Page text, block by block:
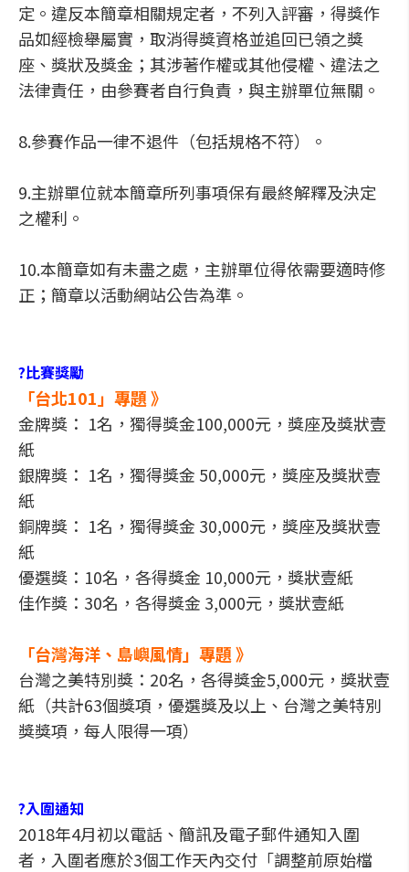
定。違反本簡章相關規定者，不列入評審，得獎作
品如經檢舉屬實，取消得獎資格並追回已領之獎
座、獎狀及獎金；其涉著作權或其他侵權、違法之
法律責任，由參賽者自行負責，與主辦單位無關。
8.參賽作品一律不退件（包括規格不符）。
9.主辦單位就本簡章所列事項保有最終解釋及決定
之權利。
10.本簡章如有未盡之處，主辦單位得依需要適時修
正；簡章以活動網站公告為準。
?比賽獎勵
「台北101」專題 》
金牌獎： 1名，獨得獎金100,000元，獎座及獎狀壹
紙
銀牌獎： 1名，獨得獎金 50,000元，獎座及獎狀壹
紙
銅牌獎： 1名，獨得獎金 30,000元，獎座及獎狀壹
紙
優選獎：10名，各得獎金 10,000元，獎狀壹紙
佳作獎：30名，各得獎金 3,000元，獎狀壹紙
「台灣海洋、島嶼風情」專題 》
台灣之美特別獎：20名，各得獎金5,000元，獎狀壹
紙（共計63個獎項，優選獎及以上、台灣之美特別
獎獎項，每人限得一項）
?入圍通知
2018年4月初以電話、簡訊及電子郵件通知入圍
者，入圍者應於3個工作天內交付「調整前原始檔